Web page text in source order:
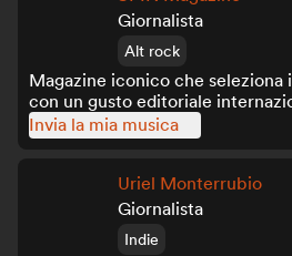
Giornalista
Alt rock
Magazine iconico che seleziona
con un gusto editoriale
Invia la mia musica
Uriel Monterrubio
Giornalista
Indie